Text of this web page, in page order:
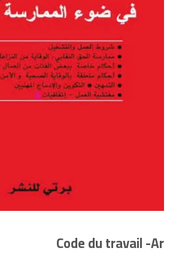
Code du travail -Ar